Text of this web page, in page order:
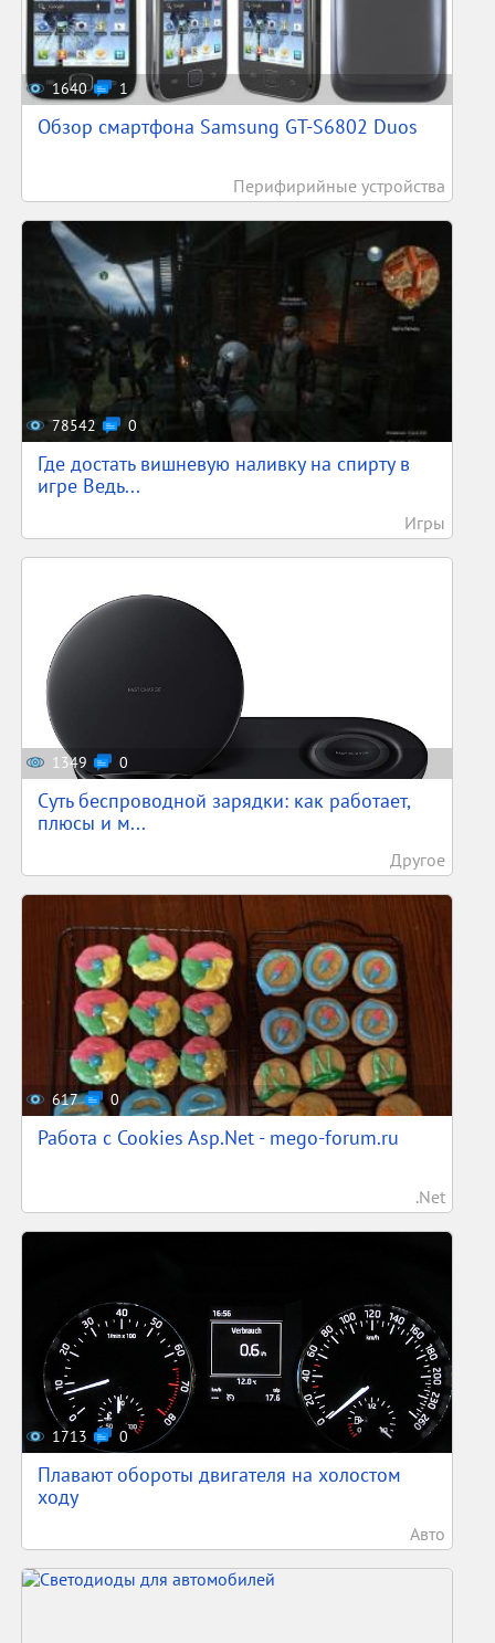
1640 1
Обзор смартфона Samsung GT-S6802 Duos
Перифирийные устройства
78542 0
Где достать вишневую наливку на спирту в
игре Ведь...
Игры
1349 0
Суть беспроводной зарядки: как работает,
плюсы и м...
Другое
617 0
Работа с Cookies Asp.Net - mego-forum.ru
.Net
1713 0
Плавают обороты двигателя на холостом
ходу
Авто